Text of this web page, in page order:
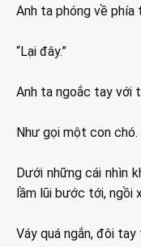
Anh ta phóng về phía
“Lại đây.”
Anh ta ngoắc tay với
Như gọi một con chó.
Dưới những cái nhìn
lầm lũi bước tới, ngồi
Váy quá ngắn, đôi